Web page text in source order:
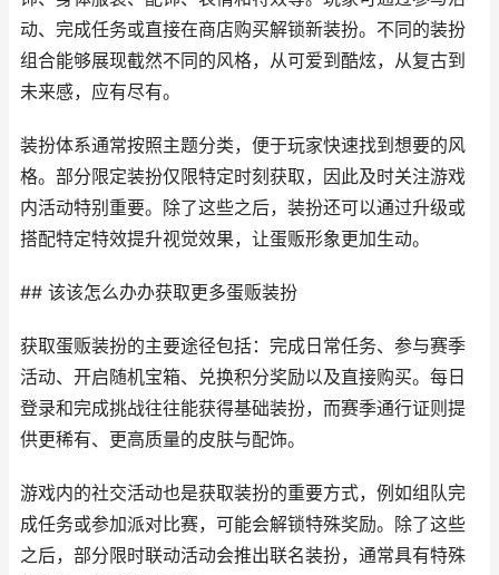
动、完成任务或直接在商店购买解锁新装扮。不同的装扮
组合能够展现截然不同的风格，从可爱到酷炫，从复古到
未来感，应有尽有。
装扮体系通常按照主题分类，便于玩家快速找到想要的风
格。部分限定装扮仅限特定时刻获取，因此及时关注游戏
内活动特别重要。除了这些之后，装扮还可以通过升级或
搭配特定特效提升视觉效果，让蛋贩形象更加生动。
## 该该怎么办办获取更多蛋贩装扮
获取蛋贩装扮的主要途径包括：完成日常任务、参与赛季
活动、开启随机宝箱、兑换积分奖励以及直接购买。每日
登录和完成挑战往往能获得基础装扮，而赛季通行证则提
供更稀有、更高质量的皮肤与配饰。
游戏内的社交活动也是获取装扮的重要方式，例如组队完
成任务或参加派对比赛，可能会解锁特殊奖励。除了这些
之后，部分限时联动活动会推出联名装扮，通常具有特殊